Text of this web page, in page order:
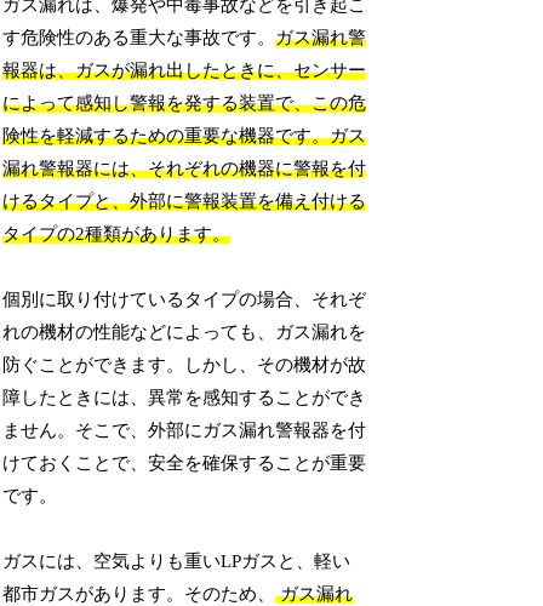
ガス漏れは、爆発や中毒事故などを引き起こ
す危険性のある重大な事故です。ガス漏れ警
報器は、ガスが漏れ出したときに、センサー
によって感知し警報を発する装置で、この危
険性を軽減するための重要な機器です。ガス
漏れ警報器には、それぞれの機器に警報を付
けるタイプと、外部に警報装置を備え付ける
タイプの2種類があります。
個別に取り付けているタイプの場合、それぞ
れの機材の性能などによっても、ガス漏れを
防ぐことができます。しかし、その機材が故
障したときには、異常を感知することができ
ません。そこで、外部にガス漏れ警報器を付
けておくことで、安全を確保することが重要
です。
ガスには、空気よりも重いLPガスと、軽い
都市ガスがあります。そのため、ガス漏れ